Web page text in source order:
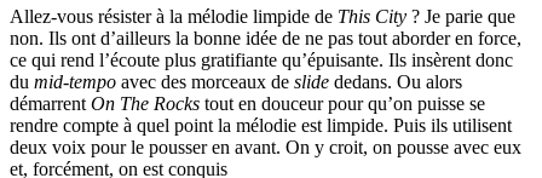
Allez-vous résister à la mélodie limpide de This City ? Je parie que
non. Ils ont d’ailleurs la bonne idée de ne pas tout aborder en force,
ce qui rend l’écoute plus gratifiante qu’épuisante. Ils insèrent donc
du mid-tempo avec des morceaux de slide dedans. Ou alors
démarrent On The Rocks tout en douceur pour qu’on puisse se
rendre compte à quel point la mélodie est limpide. Puis ils utilisent
deux voix pour le pousser en avant. On y croit, on pousse avec eux
et, forcément, on est conquis